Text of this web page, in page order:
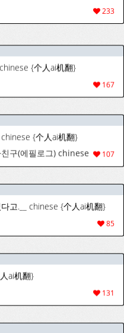
233
107
구(에필로그) chinese
고.__ chinese {个人ai机翻}
85
ai机翻}
58